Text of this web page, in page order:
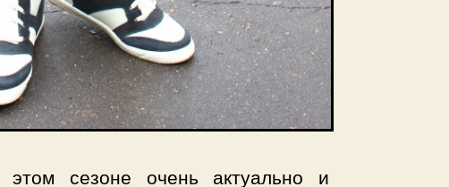
сезоне очень актуально и